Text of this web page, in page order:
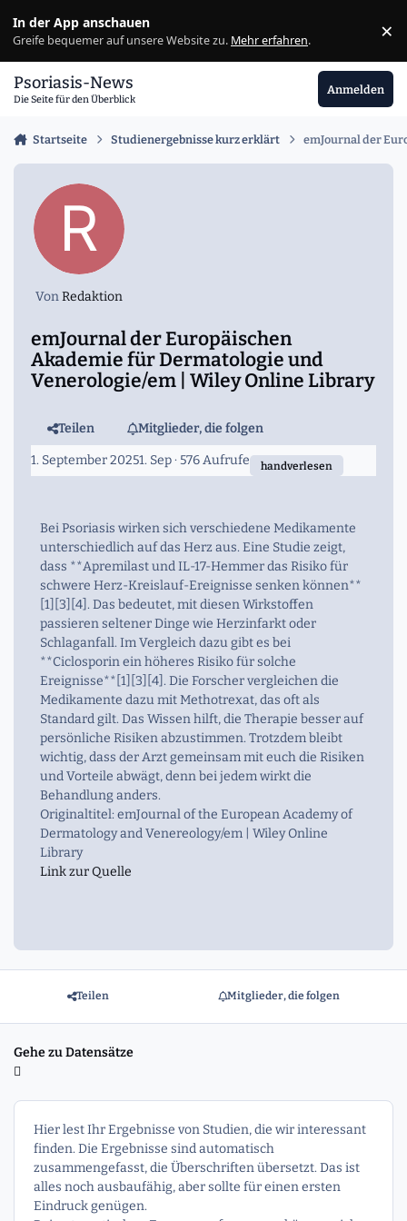
In der App anschauen
Greife bequemer auf unsere Website zu. Mehr erfahren. ×
Psoriasis-News
Die Seite für den Überblick
Anmelden
Startseite Studienergebnisse kurz erklärt emJournal der
VonRedaktion
emJournal der Europäischen
Akademie für Dermatologie und
Venerologie/em | Wiley Online Library
Teilen Mitglieder, die folgen
1. September 20251. Sep· 576 Aufrufe handverlesen
Bei Psoriasis wirken sich verschiedene Medikamente
unterschiedlich auf das Herz aus. Eine Studie zeigt,
dass **Apremilast und IL-17-Hemmer das Risiko für
schwere Herz-Kreislauf-Ereignisse senken können**
[1][3][4]. Das bedeutet, mit diesen Wirkstoffen
passieren seltener Dinge wie Herzinfarkt oder
Schlaganfall. Im Vergleich dazu gibt es bei
**Ciclosporin ein höheres Risiko für solche
Ereignisse**[1][3][4]. Die Forscher vergleichen die
Medikamente dazu mit Methotrexat, das oft als
Standard gilt. Das Wissen hilft, die Therapie besser auf
persönliche Risiken abzustimmen. Trotzdem bleibt
wichtig, dass der Arzt gemeinsam mit euch die Risiken
und Vorteile abwägt, denn bei jedem wirkt die
Behandlung anders.
Originaltitel: emJournal of the European Academy of
Dermatology and Venereology/em | Wiley Online
Library
Link zur Quelle
Teilen Mitglieder, die folgen
Gehe zu Datensätze
Hier lest Ihr Ergebnisse von Studien, die wir interessant
finden. Die Ergebnisse sind automatisch
zusammengefasst, die Überschriften übersetzt. Das ist
alles noch ausbaufähig, aber sollte für einen ersten
Eindruck genügen.